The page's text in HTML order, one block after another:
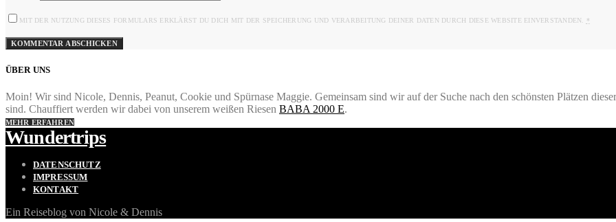
MIT DER NUTZUNG DIESES FORMULARS ERKLÄRST DU DICH MIT DER SPEICHERUNG UND VERARBEITUNG DEINER DATEN DURCH DIESE WEBSITE EINVERSTANDEN. *
ÜBER UNS
Moin! Wir sind Nicole, Dennis, Peanut, Cookie und Spürnase Maggie. Gemeinsam sind wir auf der Suche nach den schönsten Plätzen
sind. Chauffiert werden wir dabei von unserem weißen Riesen BABA 2000 E.
MEHR ERFAHREN
Wundertrips
DATENSCHUTZ
IMPRESSUM
KONTAKT
Ein Reiseblog von Nicole & Dennis